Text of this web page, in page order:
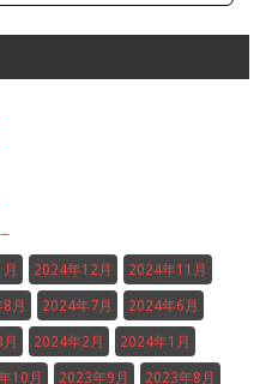
2024年12月 2024年11月
月 2024年7月 2024年6月
2024年2月 2024年1月
10月 2023年9月 2023年8月